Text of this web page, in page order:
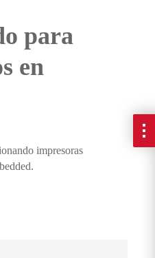
para
en
impresoras